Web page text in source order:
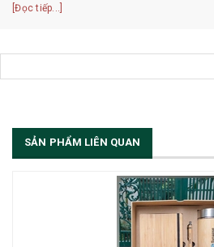
[Đọc tiếp...]
SẢN PHẨM LIÊN QUAN